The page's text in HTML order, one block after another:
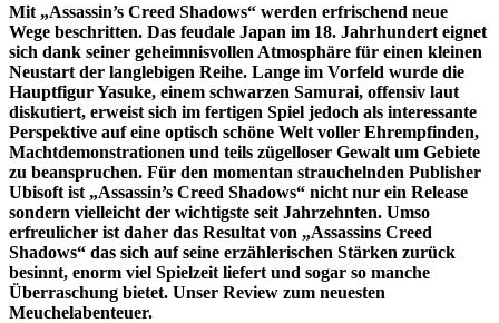
Mit „Assassin’s Creed Shadows“ werden erfrischend neue
Wege beschritten. Das feudale Japan im 18. Jahrhundert eignet
sich dank seiner geheimnisvollen Atmosphäre für einen kleinen
Neustart der langlebigen Reihe. Lange im Vorfeld wurde die
Hauptfigur Yasuke, einem schwarzen Samurai, offensiv laut
diskutiert, erweist sich im fertigen Spiel jedoch als interessante
Perspektive auf eine optisch schöne Welt voller Ehrempfinden,
Machtdemonstrationen und teils zügelloser Gewalt um Gebiete
zu beanspruchen. Für den momentan strauchelnden Publisher
Ubisoft ist „Assassin’s Creed Shadows“ nicht nur ein Release
sondern vielleicht der wichtigste seit Jahrzehnten. Umso
erfreulicher ist daher das Resultat von „Assassins Creed
Shadows“ das sich auf seine erzählerischen Stärken zurück
besinnt, enorm viel Spielzeit liefert und sogar so manche
Überraschung bietet. Unser Review zum neuesten
Meuchelabenteuer.